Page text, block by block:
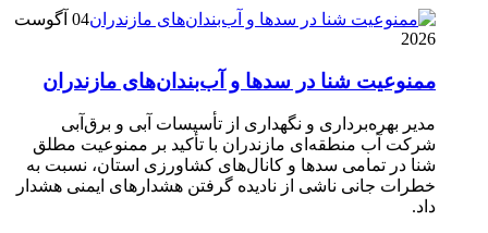
04 آگوست
2026
ممنوعیت شنا در سدها و آب‌بندان‌‌های مازندران
مدیر بهره‌برداری و نگهداری از تأسیسات آبی و برق‌آبی
شرکت آب منطقه‌ای مازندران با تأکید بر ممنوعیت مطلق
شنا در تمامی سدها و کانال‌های کشاورزی استان، نسبت به
خطرات جانی ناشی از نادیده گرفتن هشدارهای ایمنی هشدار
داد.